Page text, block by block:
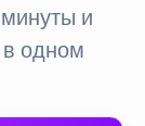
и
в одном